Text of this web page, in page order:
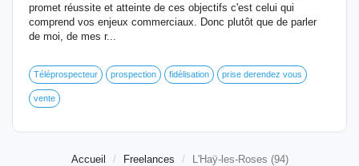
promet réussite et atteinte de ces objectifs c'est celui qui
comprend vos enjeux commerciaux. Donc plutôt que de parler
de moi, de mes r...
Téléprospecteur prospection fidèlisation prise derendez vous
vente
Accueil Freelances L'Haÿ-les-Roses (94)